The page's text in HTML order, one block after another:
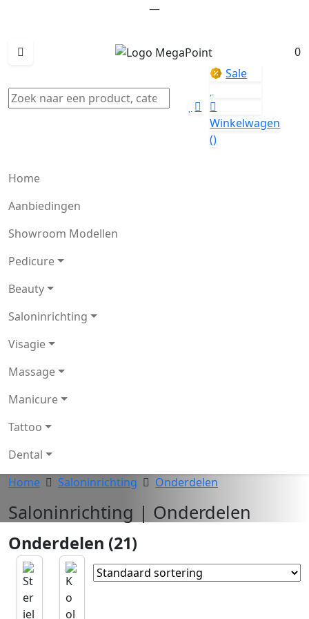
—
0
Sale
Winkelwagen
()
Home
Aanbiedingen
Showroom Modellen
Pedicure
Beauty
Saloninrichting
Visagie
Massage
Manicure
Tattoo
Dental
Home
Saloninrichting Onderdelen
Saloninrichting | Onderdelen
Onderdelen (21)
P
r
o
P
r
o